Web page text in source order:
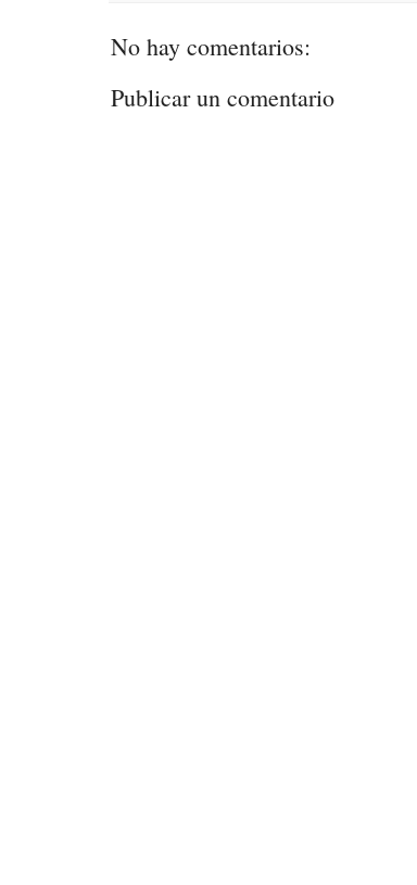
No hay comentarios:
Publicar un comentario